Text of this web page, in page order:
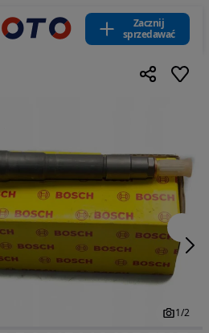
Zacznij
sprzedawać
1/2